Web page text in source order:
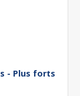
- Plus forts